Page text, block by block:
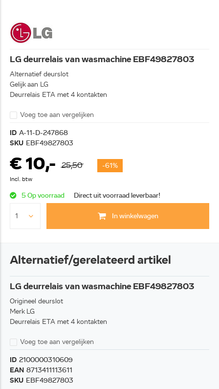
LG deurrelais van wasmachine EBF49827803
Alternatief deurslot
Gelijk aan LG
Deurrelais ETA met 4 kontakten
Voeg toe aan vergelijken
ID A-11-D-247868
SKU EBF49827803
€ 10,- 25,50 -61%
Incl. btw
5 Op voorraad Direct uit voorraad leverbaar!
In winkelwagen
Alternatief/gerelateerd artikel
LG deurrelais van wasmachine EBF49827803
Origineel deurslot
Merk LG
Deurrelais ETA met 4 kontakten
Voeg toe aan vergelijken
ID 2100000310609
EAN 8713411113611
SKU EBF49827803